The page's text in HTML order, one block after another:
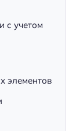
с учетом
элементов